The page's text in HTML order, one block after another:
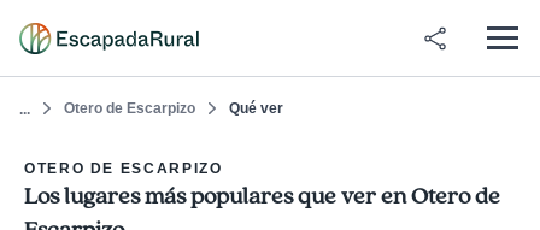
... Otero de Escarpizo Qué ver
OTERO DE ESCARPIZO
Los lugares más populares que ver en Otero de